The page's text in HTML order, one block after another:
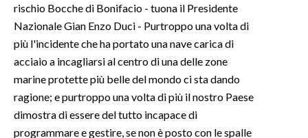
3 MINUTI CON
INSULARITÀ
INFO AZIENDE
ABBONATI
ANNUNCI
rischio Bocche di Bonifacio - tuona il Presidente
Nazionale Gian Enzo Duci - Purtroppo una volta di
più l'incidente che ha portato una nave carica di
acciaio a incagliarsi al centro di una delle zone
marine protette più belle del mondo ci sta dando
ragione; e purtroppo una volta di più il nostro Paese
dimostra di essere del tutto incapace di
programmare e gestire, se non è posto con le spalle